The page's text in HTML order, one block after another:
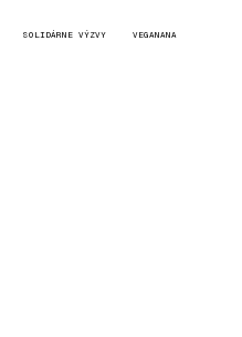
SOLIDÁRNE VÝZVY VEGANANA